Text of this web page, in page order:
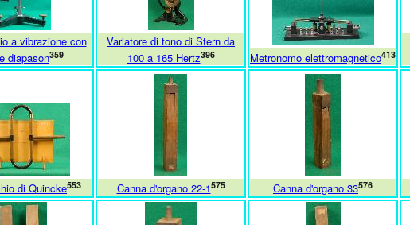
a vibrazione con
diapason359
Variatore di tono di Stern da
100 a 165 Hertz396 Metronomo elettromagnetico413
di Quincke553 Canna d'organo 22-1575 Canna d'organo 33576